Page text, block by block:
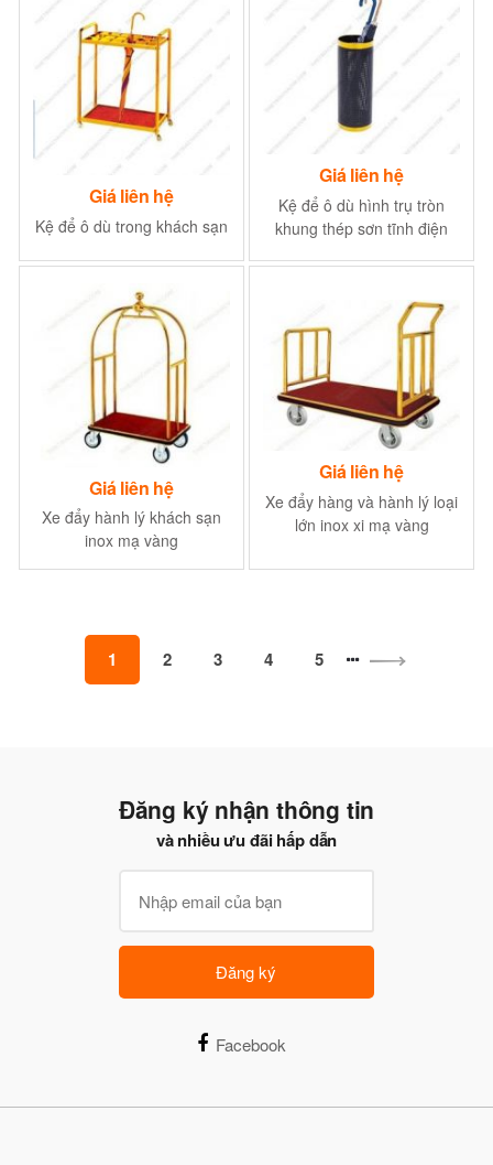
Giá liên hệ
Kệ để ô dù trong khách sạn
Giá liên hệ
Kệ để ô dù hình trụ tròn
khung thép sơn tĩnh điện
Giá liên hệ
Xe đẩy hành lý khách sạn
inox mạ vàng
Giá liên hệ
Xe đẩy hàng và hành lý loại
lớn inox xi mạ vàng
1 2 3 4 5
Đăng ký nhận thông tin
và nhiều ưu đãi hấp dẫn
Đăng ký
Facebook